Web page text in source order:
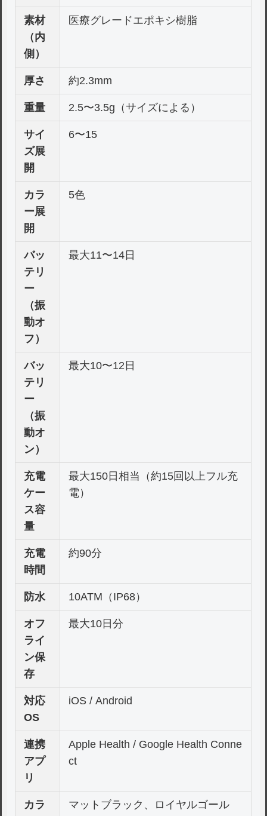
素材
（内
側）
医療グレードエポキシ樹脂
厚さ 約2.3mm
重量 2.5〜3.5g（サイズによる）
サイ
ズ展
開
6〜15
カラ
ー展
開
5色
バッ
テリ
ー
（振
動オ
フ）
最大11〜14日
バッ
テリ
ー
（振
動オ
ン）
最大10〜12日
充電
ケー
ス容
量
最大150日相当（約15回以上フル充
電）
充電
時間
約90分
防水 10ATM（IP68）
オフ
ライ
ン保
存
最大10日分
対応
OS
iOS / Android
連携
アプ
リ
Apple Health / Google Health Conne
ct
カラ
マットブラック、ロイヤルゴール